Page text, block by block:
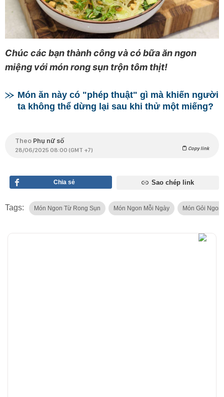
Chúc các bạn thành công và có bữa ăn ngon
miệng với món rong sụn trộn tôm thịt!
Món ăn này có "phép thuật" gì mà khiến người
ta không thể dừng lại sau khi thử một miếng?
Theo Phụ nữ số
28/06/2025 08:00 (GMT +7) Copy link
Chia sẻ Sao chép link
Tags: Món Ngon Từ Rong Sụn Món Ngon Mỗi Ngày Món Gỏi Ngon